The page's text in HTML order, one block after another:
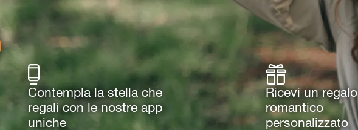
Contempla la stella che
regali con le nostre app
uniche
Ricevi un regalo
romantico
personalizzato